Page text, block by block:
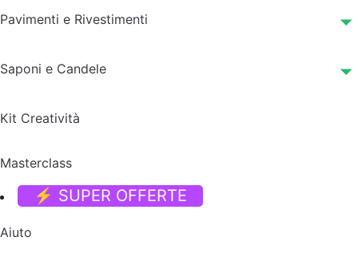
Pavimenti e Rivestimenti
Saponi e Candele
Kit Creatività
Masterclass
⚡ SUPER OFFERTE
Aiuto